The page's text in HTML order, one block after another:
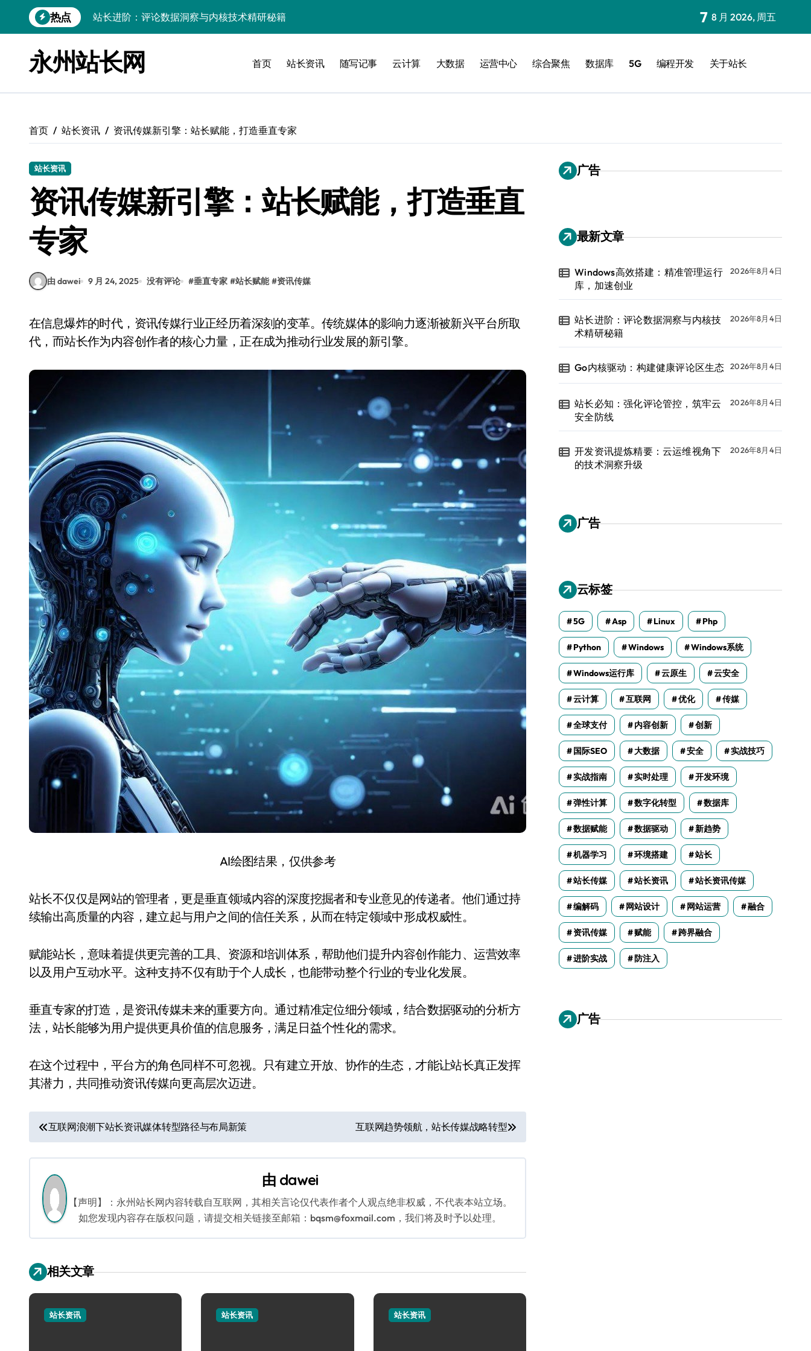
到
热点
Go内核驱动：构建健康评论区生态
开发资讯提炼精要：云运维视角下的技术洞察升级
Windows运行库高效管理核心策略
云安全护航传媒：数据驱动新防线
弹性计算赋能Android云架构性能跃迁
Windows高效搭建：精准管理运行库，加速创业
7 8 月 2026, 周五
永州站长网 首页 站长资讯 随写记事 云计算 大数据 运营中心 综合聚焦 数据库 5G 编程开发 关于站长
首页 站长资讯 资讯传媒新引擎：站长赋能，打造垂直专家
站长资讯
资讯传媒新引擎：站长赋能，打造垂直
专家
由 dawei 9 月 24, 2025 没有评论 #垂直专家 #站长赋能 #资讯传媒
在信息爆炸的时代，资讯传媒行业正经历着深刻的变革。传统媒体的影响力逐渐被新兴平台所取
代，而站长作为内容创作者的核心力量，正在成为推动行业发展的新引擎。
AI绘图结果，仅供参考
站长不仅仅是网站的管理者，更是垂直领域内容的深度挖掘者和专业意见的传递者。他们通过持
续输出高质量的内容，建立起与用户之间的信任关系，从而在特定领域中形成权威性。
赋能站长，意味着提供更完善的工具、资源和培训体系，帮助他们提升内容创作能力、运营效率
以及用户互动水平。这种支持不仅有助于个人成长，也能带动整个行业的专业化发展。
垂直专家的打造，是资讯传媒未来的重要方向。通过精准定位细分领域，结合数据驱动的分析方
法，站长能够为用户提供更具价值的信息服务，满足日益个性化的需求。
在这个过程中，平台方的角色同样不可忽视。只有建立开放、协作的生态，才能让站长真正发挥
其潜力，共同推动资讯传媒向更高层次迈进。
文
章
导
航
互联网浪潮下站长资讯媒体转型路径与布局新策 互联网趋势领航，站长传媒战略转型
由 dawei
【声明】：永州站长网内容转载自互联网，其相关言论仅代表作者个人观点绝非权威，不代表本站立场。
如您发现内容存在版权问题，请提交相关链接至邮箱：bqsm@foxmail.com，我们将及时予以处理。
相关文章
站长资讯 站长资讯 站长资讯
广告
最新文章
Windows高效搭建：精准管理运行
库，加速创业
2026年8月4日
站长进阶：评论数据洞察与内核技
术精研秘籍
2026年8月4日
Go内核驱动：构建健康评论区生态 2026年8月4日
站长必知：强化评论管控，筑牢云
安全防线
2026年8月4日
开发资讯提炼精要：云运维视角下
的技术洞察升级
2026年8月4日
广告
云标签
5G Asp Linux Php
Python Windows Windows系统
Windows运行库 云原生 云安全
云计算 互联网 优化 传媒
全球支付 内容创新 创新
国际SEO 大数据 安全 实战技巧
实战指南 实时处理 开发环境
弹性计算 数字化转型 数据库
数据赋能 数据驱动 新趋势
机器学习 环境搭建 站长
站长传媒 站长资讯 站长资讯传媒
编解码 网站设计 网站运营 融合
资讯传媒 赋能 跨界融合
进阶实战 防注入
广告